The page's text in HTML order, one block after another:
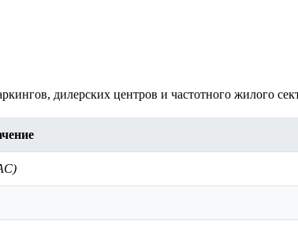
дилерских центров и частотного жилого